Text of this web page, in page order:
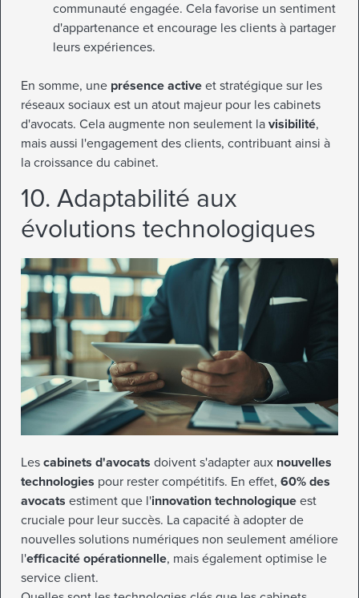
communauté engagée. Cela favorise un sentiment
d'appartenance et encourage les clients à partager
leurs expériences.
En somme, une présence active et stratégique sur les
réseaux sociaux est un atout majeur pour les cabinets
d'avocats. Cela augmente non seulement la visibilité,
mais aussi l'engagement des clients, contribuant ainsi à
la croissance du cabinet.
10. Adaptabilité aux
évolutions technologiques
Les cabinets d'avocats doivent s'adapter aux nouvelles
technologies pour rester compétitifs. En effet, 60% des
avocats estiment que l'innovation technologique est
cruciale pour leur succès. La capacité à adopter de
nouvelles solutions numériques non seulement améliore
l'efficacité opérationnelle, mais également optimise le
service client.